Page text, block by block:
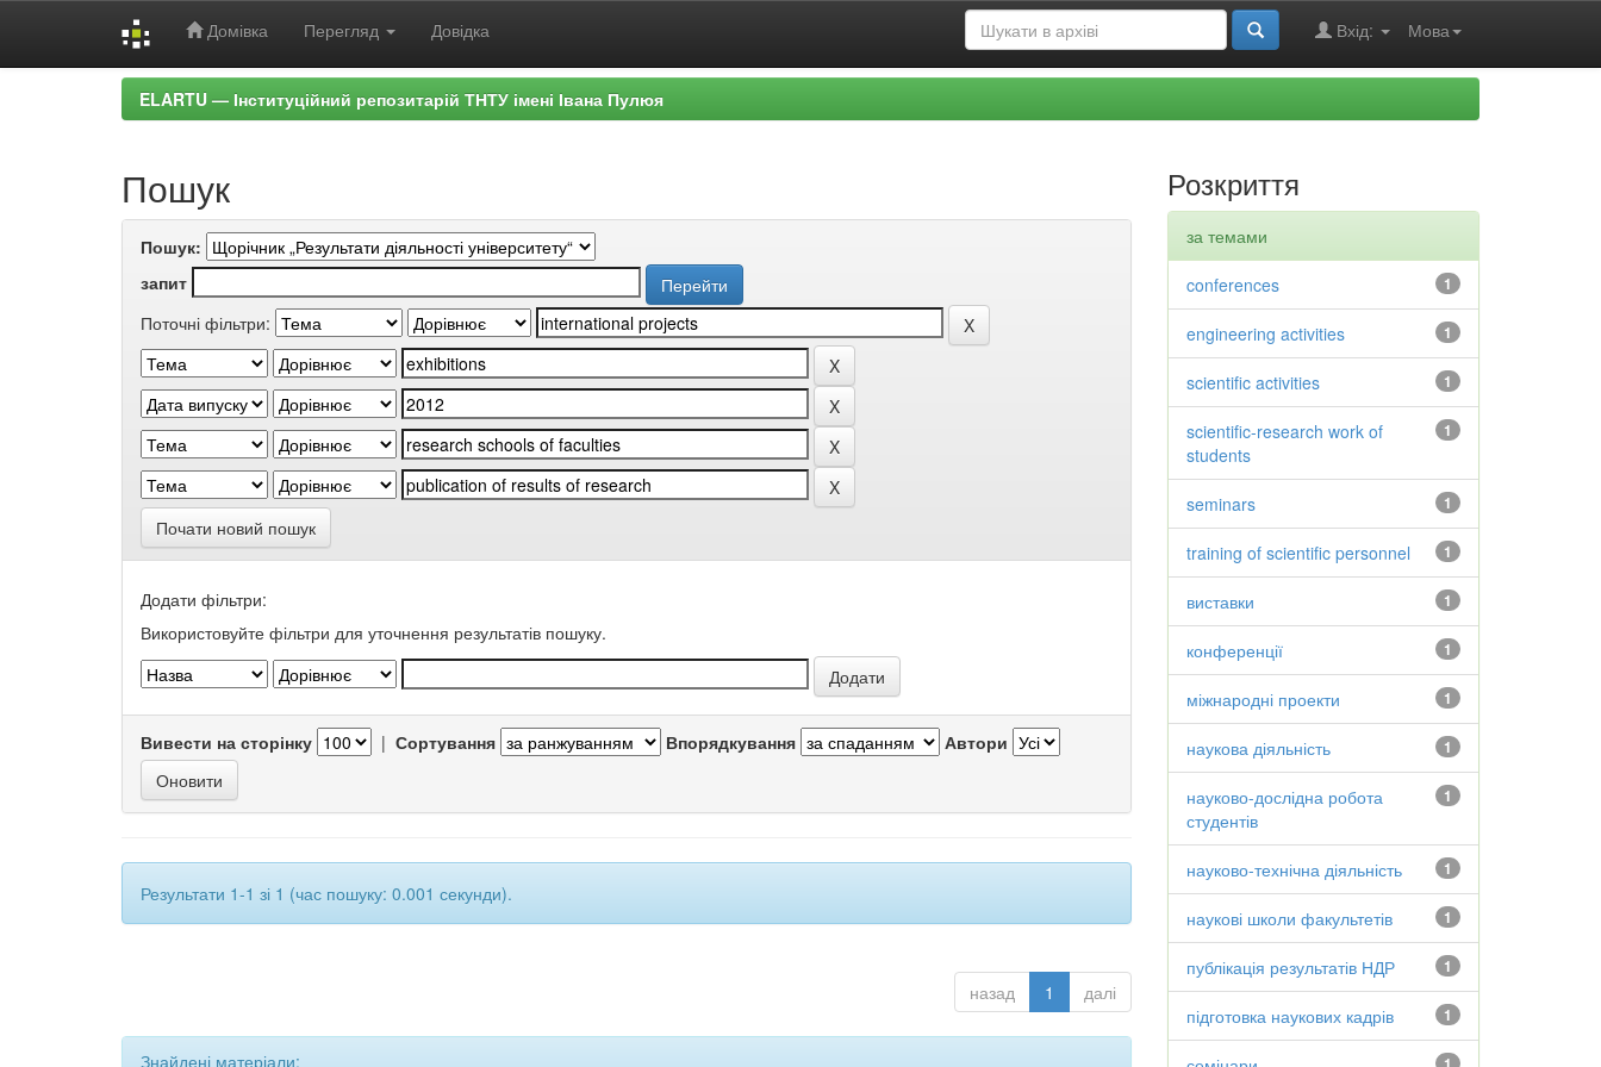
Домівка Перегляд Довідка Мова
Вхід:
ELARTU — Інституційний репозитарій ТНТУ імені Івана Пулюя
Пошук
Пошук:
запит
Поточні фільтри:
Почати новий пошук
Додати фільтри:
Використовуйте фільтри для уточнення результатів пошуку.
Вивести на сторінку | Сортування Впорядкування Автори
Результати 1-1 зі 1 (час пошуку: 0.001 секунди).
назад 1 далі
Знайдені матеріали:
Розкриття
за темами
1
conferences
1
engineering activities
1
scientific activities
1
scientific-research work of
students
1
seminars
1
training of scientific personnel
1
виставки
1
конференції
1
міжнародні проекти
1
наукова діяльність
1
науково-дослідна робота
студентів
1
науково-технічна діяльність
1
наукові школи факультетів
1
публікація результатів НДР
1
підготовка наукових кадрів